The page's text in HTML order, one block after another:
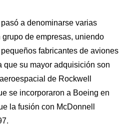
a denominarse varias
de empresas, uniendo
fabricantes de aviones
que su mayor adquisición son
de Rockwell
se incorporaron a Boeing en
la fusión con McDonnell